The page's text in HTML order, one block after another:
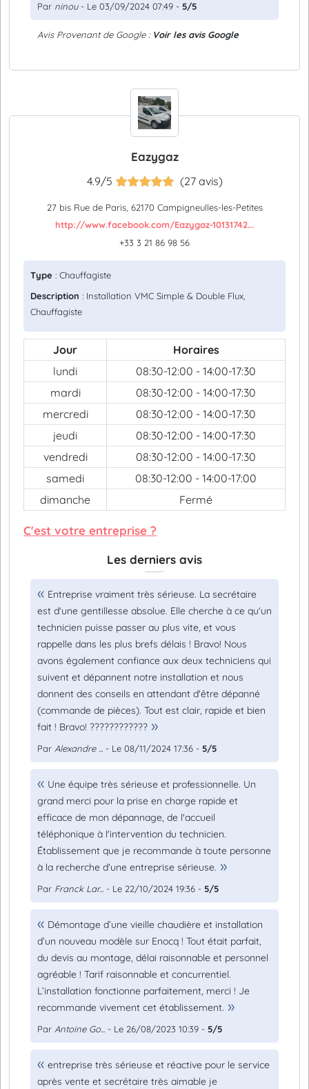
Par ninou- Le 03/09/2024 07:49 - 5/5
Avis Provenant de Google : Voir les avis Google
Eazygaz
4.9/5 (27 avis)
27 bis Rue de Paris, 62170 Campigneulles-les-Petites
http://www.facebook.com/Eazygaz-10131742...
+33 3 21 86 98 56
Type : Chauffagiste
Description : Installation VMC Simple & Double Flux,
Chauffagiste
Jour
Horaires
lundi
08:30-12:00 - 14:00-17:30
mardi
08:30-12:00 - 14:00-17:30
mercredi
08:30-12:00 - 14:00-17:30
jeudi
08:30-12:00 - 14:00-17:30
vendredi
08:30-12:00 - 14:00-17:30
samedi
08:30-12:00 - 14:00-17:00
dimanche
Fermé
C'est votre entreprise ?
Les derniers avis
Entreprise vraiment très sérieuse. La secrétaire
est d'une gentillesse absolue. Elle cherche à ce qu'un
technicien puisse passer au plus vite, et vous
rappelle dans les plus brefs délais ! Bravo! Nous
avons également confiance aux deux techniciens qui
suivent et dépannent notre installation et nous
donnent des conseils en attendant d'être dépanné
(commande de pièces). Tout est clair, rapide et bien
fait ! Bravo! ????????????
Par Alexandre ... - Le 08/11/2024 17:36 - 5/5
Une équipe très sérieuse et professionnelle. Un
grand merci pour la prise en charge rapide et
efficace de mon dépannage, de l'accueil
téléphonique à l'intervention du technicien.
Établissement que je recommande à toute personne
à la recherche d'une entreprise sérieuse.
Par Franck Lar... - Le 22/10/2024 19:36 - 5/5
Démontage d’une vieille chaudière et installation
d’un nouveau modèle sur Enocq ! Tout était parfait,
du devis au montage, délai raisonnable et personnel
agréable ! Tarif raisonnable et concurrentiel.
L’installation fonctionne parfaitement, merci ! Je
recommande vivement cet établissement.
Par Antoine Go... - Le 26/08/2023 10:39 - 5/5
entreprise très sérieuse et réactive pour le service
après vente et secrétaire très aimable je